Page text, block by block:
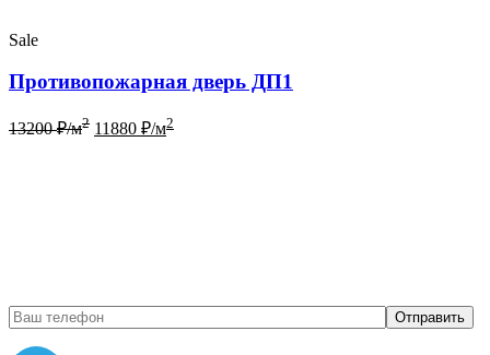
Sale
Противопожарная дверь ДП1
13200₽/м2 11880 ₽/м2